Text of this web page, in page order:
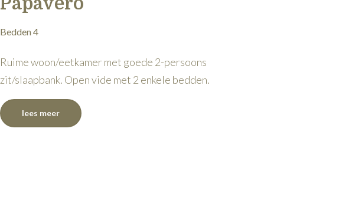
Bedden 4
Ruime woon/eetkamer met goede 2-persoons
zit/slaapbank. Open vide met 2 enkele bedden.
lees meer